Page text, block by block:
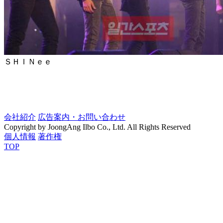
ＳＨＩＮｅｅ
会社紹介 広告案内・お問い合わせ
Copyright by JoongAng Ilbo Co., Ltd. All Rights Reserved
個人情報 著作権
TOP